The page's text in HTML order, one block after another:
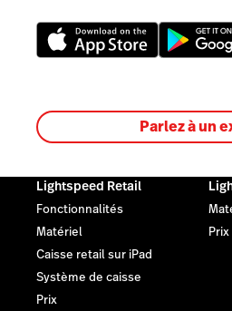
Parlez à un
Lightspeed Retail
Fonctionnalités
Matériel
Caisse retail sur iPad
Système de caisse
Prix
Prix